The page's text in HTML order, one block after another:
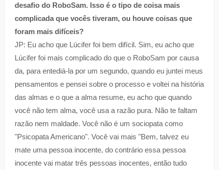
desafio do RoboSam. Isso é o tipo de coisa mais
complicada que vocês tiveram, ou houve coisas que
foram mais difíceis?
JP: Eu acho que Lúcifer foi bem difícil. Sim, eu acho que
Lúcifer foi mais complicado do que o RoboSam por causa
da, para entediá-la por um segundo, quando eu juntei meus
pensamentos e pensei sobre o processo e voltei na história
das almas e o que a alma resume, eu acho que quando
você não tem alma, você usa a razão pura. Não te faltam
razão nem maldade. Você não é um sociopata como
"Psicopata Americano". Você vai mais "Bem, talvez eu
mate uma pessoa inocente, do contrário essa pessoa
inocente vai matar três pessoas inocentes, então tudo